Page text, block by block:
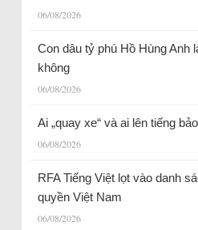
06/08/2026
Con dâu tỷ phú Hồ Hùng Anh
không
06/08/2026
Ai „quay xe“ và ai lên tiếng
06/08/2026
RFA Tiếng Việt lọt vào danh
quyền Việt Nam
06/08/2026